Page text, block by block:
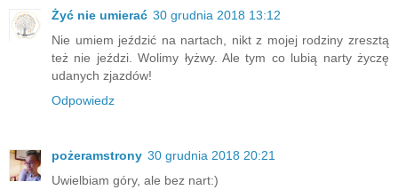
Żyć nie umierać 30 grudnia 2018 13:12
Nie umiem jeździć na nartach, nikt z mojej rodziny zresztą
też nie jeździ. Wolimy łyżwy. Ale tym co lubią narty życzę
udanych zjazdów!
Odpowiedz
pożeramstrony 30 grudnia 2018 20:21
Uwielbiam góry, ale bez nart:)